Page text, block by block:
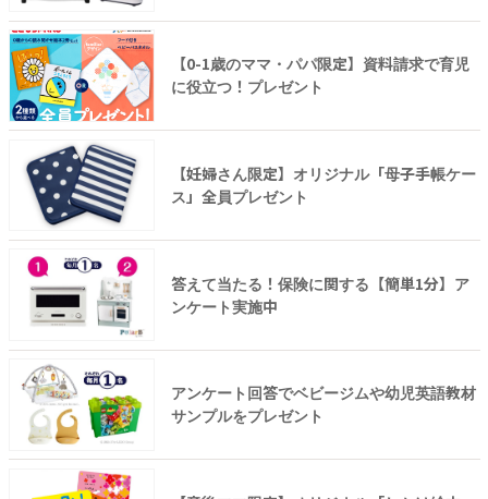
【0-1歳のママ・パパ限定】資料請求で育児
に役立つ！プレゼント
【妊婦さん限定】オリジナル「母子手帳ケー
ス」全員プレゼント
答えて当たる！保険に関する【簡単1分】ア
ンケート実施中
アンケート回答でベビージムや幼児英語教材
サンプルをプレゼント